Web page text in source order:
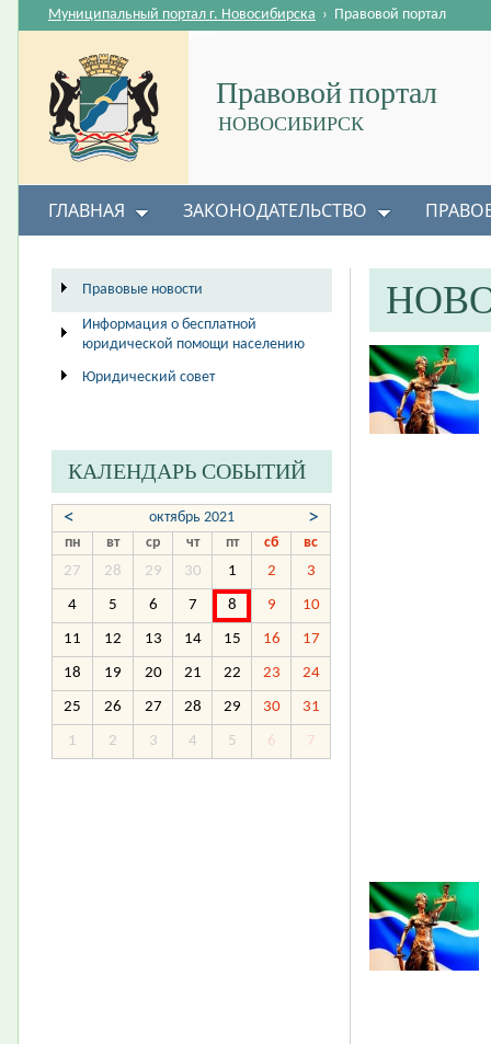
Правовой портал
НОВОСИБИРСК
Муниципальный портал г. Новосибирска › Правовой портал
ГЛАВНАЯ ЗАКОНОДАТЕЛЬСТВО
Правовые новости
Информация о бесплатной
юридической помощи населению
Юридический совет
КАЛЕНДАРЬ СОБЫТИЙ
< октябрь 2021 >
пн вт ср чт пт сб
вс
27
28 29 30 1 2 3
4 5 6 7 8 9 10
11 12 13 14 15 16 17
18 19 20 21 22 23 24
25 26 27 28 29 30 31
1 2 3 4 5 6 7